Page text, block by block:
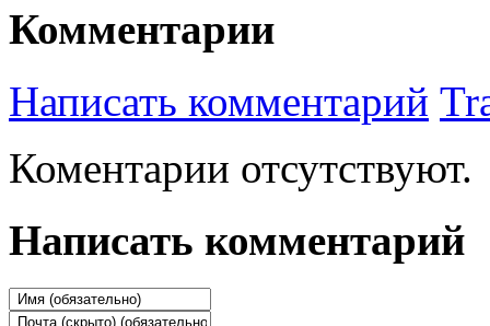
Комментарии
Написать комментарий
Коментарии отсутствуют.
Написать комментарий